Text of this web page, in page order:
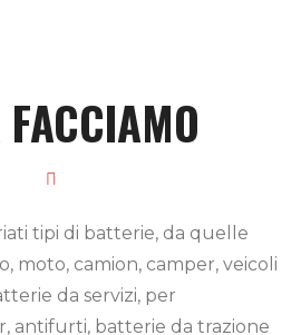
tipi di batterie, da quelle
moto, camion, camper, veicoli
da servizi, per
antifurti, batterie da trazione